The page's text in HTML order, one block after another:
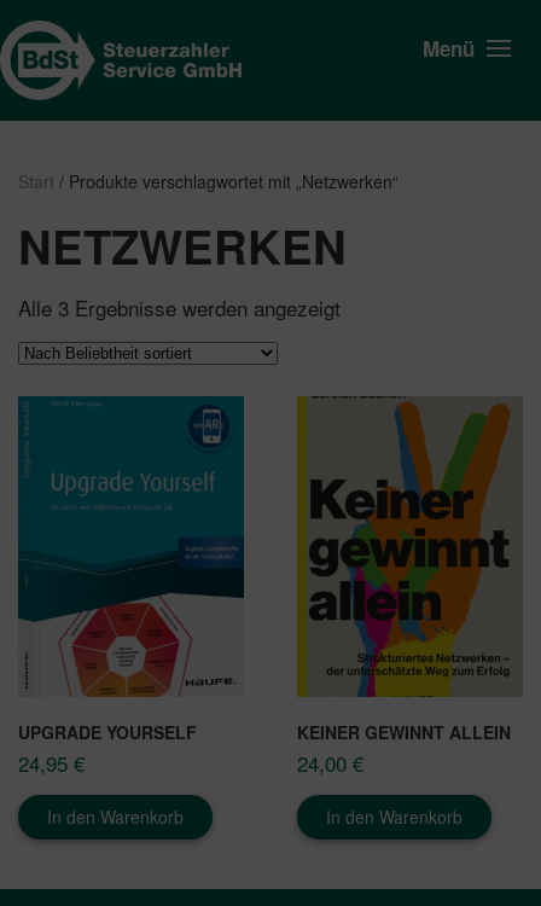
Menü
Start / Produkte verschlagwortet mit „Netzwerken“
NETZWERKEN
Alle 3 Ergebnisse werden angezeigt
UPGRADE YOURSELF
24,95 €
In den Warenkorb
KEINER GEWINNT ALLEIN
24,00 €
In den Warenkorb